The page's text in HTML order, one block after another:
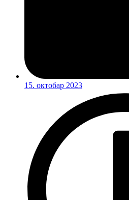
15. октобар 2023